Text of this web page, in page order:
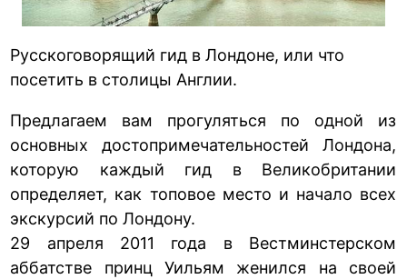
Русскоговорящий гид в Лондоне, или что
посетить в столицы Англии.
Предлагаем вам прогуляться по одной из
основных достопримечательностей Лондона,
которую каждый гид в Великобритании
определяет, как топовое место и начало всех
экскурсий по Лондону.
29 апреля 2011 года в Вестминстерском
аббатстве принц Уильям женился на своей